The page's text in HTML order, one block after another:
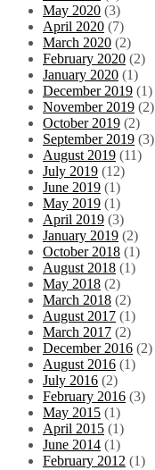
May 2020 (3)
April 2020 (7)
March 2020 (2)
February 2020 (2)
January 2020 (1)
December 2019 (1)
November 2019 (2)
October 2019 (2)
September 2019 (3)
August 2019 (11)
July 2019 (12)
June 2019 (1)
May 2019 (1)
April 2019 (3)
January 2019 (2)
October 2018 (1)
August 2018 (1)
May 2018 (2)
March 2018 (2)
August 2017 (1)
March 2017 (2)
December 2016 (2)
August 2016 (1)
July 2016 (2)
February 2016 (3)
May 2015 (1)
April 2015 (1)
June 2014 (1)
February 2012 (1)